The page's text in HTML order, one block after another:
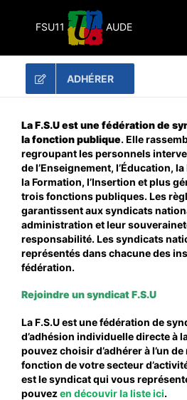
FSU11 AUDE
ADHÉRER
La F.S.U est une fédération de
la fonction publique. Elle
regroupant les personnels
de l’Enseignement, l’Éducation,
la Formation, l’Insertion et plus
trois fonctions publiques. Les
garantissent aux syndicats
administration et leur
responsabilité. Les syndicats
représentés dans chacune des
fédération.
Rejoindre un syndicat F.S.U
La F.S.U est une fédération de
d’adhésion individuelle directe à
pouvez choisir d’adhérer à l’un
fonction de votre secteur
est le syndicat qui vous
pouvezen découvir la liste ici.